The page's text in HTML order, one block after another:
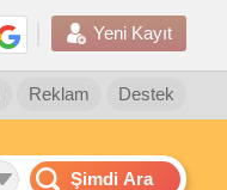
Yeni Kayıt
Destek
Reklam
Şimdi Ara